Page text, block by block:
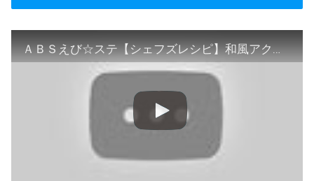
ＡＢＳえび☆ステ【シェフズレシピ】和風アクアパッツァ～〆のわさびリゾット付き